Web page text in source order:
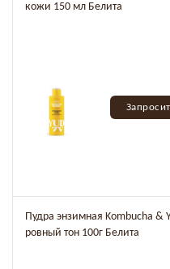
кожи 150 мл Белита
Пудра энзимная Kombucha &
ровный тон 100г Белита